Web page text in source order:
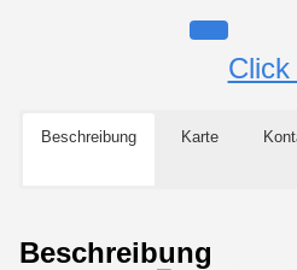
Click
Beschreibung Karte
Beschreibung